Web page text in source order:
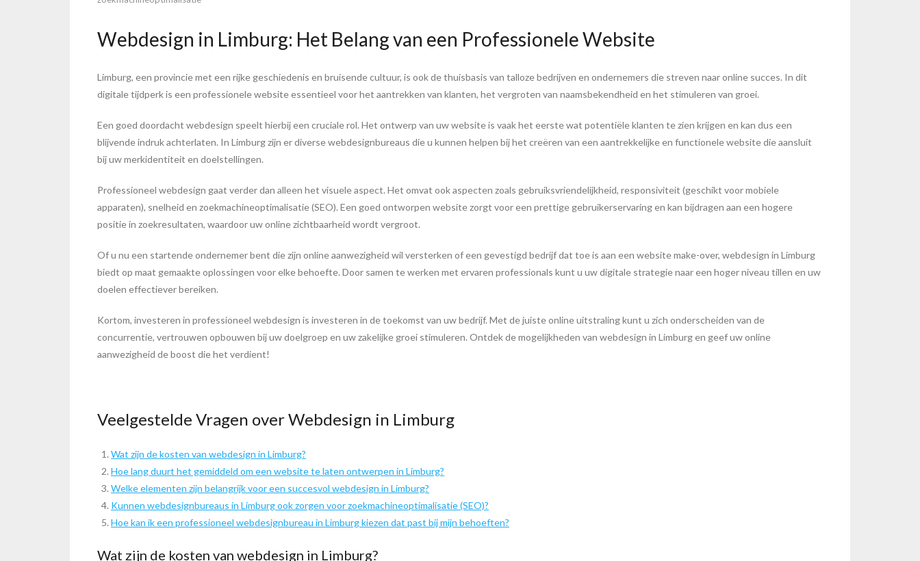
Webdesign in Limburg: Het Belang van een Professionele Website
Limburg, een provincie met een rijke geschiedenis en bruisende cultuur, is ook de thuisbasis van talloze bedrijven en ondernemers die streven naar online succes. In dit
digitale tijdperk is een professionele website essentieel voor het aantrekken van klanten, het vergroten van naamsbekendheid en het stimuleren van groei.
Een goed doordacht webdesign speelt hierbij een cruciale rol. Het ontwerp van uw website is vaak het eerste wat potentiële klanten te zien krijgen en kan dus een
blijvende indruk achterlaten. In Limburg zijn er diverse webdesignbureaus die u kunnen helpen bij het creëren van een aantrekkelijke en functionele website die aansluit
bij uw merkidentiteit en doelstellingen.
Professioneel webdesign gaat verder dan alleen het visuele aspect. Het omvat ook aspecten zoals gebruiksvriendelijkheid, responsiviteit (geschikt voor mobiele
apparaten), snelheid en zoekmachineoptimalisatie (SEO). Een goed ontworpen website zorgt voor een prettige gebruikerservaring en kan bijdragen aan een hogere
positie in zoekresultaten, waardoor uw online zichtbaarheid wordt vergroot.
Of u nu een startende ondernemer bent die zijn online aanwezigheid wil versterken of een gevestigd bedrijf dat toe is aan een website make-over, webdesign in Limburg
biedt op maat gemaakte oplossingen voor elke behoefte. Door samen te werken met ervaren professionals kunt u uw digitale strategie naar een hoger niveau tillen en uw
doelen effectiever bereiken.
Kortom, investeren in professioneel webdesign is investeren in de toekomst van uw bedrijf. Met de juiste online uitstraling kunt u zich onderscheiden van de
concurrentie, vertrouwen opbouwen bij uw doelgroep en uw zakelijke groei stimuleren. Ontdek de mogelijkheden van webdesign in Limburg en geef uw online
aanwezigheid de boost die het verdient!
Veelgestelde Vragen over Webdesign in Limburg
Wat zijn de kosten van webdesign in Limburg?
Hoe lang duurt het gemiddeld om een website te laten ontwerpen in Limburg?
Welke elementen zijn belangrijk voor een succesvol webdesign in Limburg?
Kunnen webdesignbureaus in Limburg ook zorgen voor zoekmachineoptimalisatie (SEO)?
Hoe kan ik een professioneel webdesignbureau in Limburg kiezen dat past bij mijn behoeften?
Wat zijn de kosten van webdesign in Limburg?